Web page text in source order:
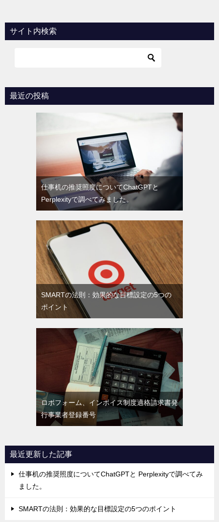
ビ
ゲ
ョ
ン
サイト内検索
最近の投稿
仕事机の推奨照度についてChatGPTと
Perplexityで調べてみました。
SMARTの法則：効果的な目標設定の5つの
ポイント
ロボフォーム、インボイス制度適格請求書発
行事業者登録番号
最近更新した記事
仕事机の推奨照度についてChatGPTと Perplexityで調べてみ
ました。
SMARTの法則：効果的な目標設定の5つのポイント